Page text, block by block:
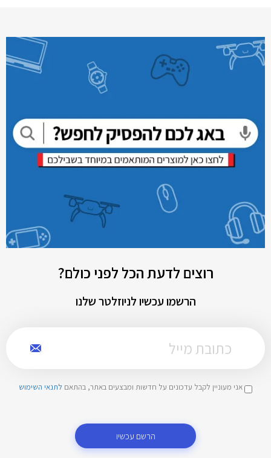
רוצים לדעת הכל לפני כולם?
הרשמו עכשיו לניוזלטר שלנו
אני מעוניין לקבל עדכונים על חדשות ומבצעים באתר, בהתאם לתנאי השימוש
הרשם עכשיו